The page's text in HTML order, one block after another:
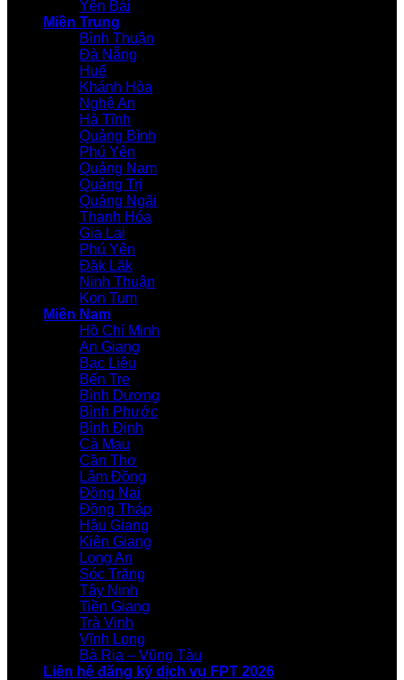
Yên Bái
Miền Trung
Bình Thuận
Đà Nẵng
Huế
Khánh Hòa
Nghệ An
Hà Tĩnh
Quảng Bình
Phú Yên
Quảng Nam
Quảng Trị
Quảng Ngãi
Thanh Hóa
Gia Lai
Phú Yên
Đăk Lăk
Ninh Thuận
Kon Tum
Miền Nam
Hồ Chí Minh
An Giang
Bạc Liêu
Bến Tre
Bình Dương
Bình Phước
Bình Định
Cà Mau
Cần Thơ
Lâm Đồng
Đồng Nai
Đồng Tháp
Hậu Giang
Kiên Giang
Long An
Sóc Trăng
Tây Ninh
Tiền Giang
Trà Vinh
Vĩnh Long
Bà Rịa – Vũng Tàu
Liên hệ đăng ký dịch vụ FPT 2026